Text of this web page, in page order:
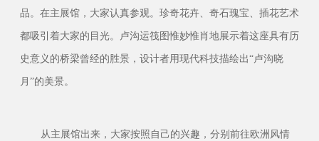
品。在主展馆，大家认真参观。珍奇花卉、奇石瑰宝、插花艺术
都吸引着大家的目光。卢沟运筏图惟妙惟肖地展示着这座具有历
史意义的桥梁曾经的胜景，设计者用现代科技描绘出“卢沟晓
月”的美景。
从主展馆出来，大家按照自己的兴趣，分别前往欧洲风情